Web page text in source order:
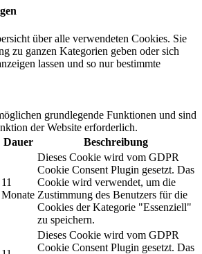
über alle verwendeten Cookies. Sie
zu ganzen Kategorien geben oder sich
lassen und so nur bestimmte
grundlegende Funktionen und sind
der Website erforderlich.
Dauer Beschreibung
11
Monate
Dieses Cookie wird vom GDPR
Cookie Consent Plugin gesetzt. Das
Cookie wird verwendet, um die
Zustimmung des Benutzers für die
Cookies der Kategorie "Essenziell"
zu speichern.
Dieses Cookie wird vom GDPR
Cookie Consent Plugin gesetzt. Das